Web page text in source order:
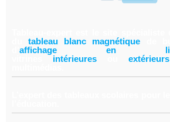
tableau blanc magnétique
affichage en
intérieures extérieurs